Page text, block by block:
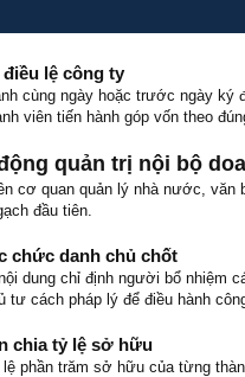
lệ công ty
cùng ngày hoặc trước ngày ký
viên tiến hành góp vốn theo
quản trị nội bộ
cơ quan quản lý nhà nước,
đầu tiên.
chức danh chủ chốt
dung chỉ định người bổ nhiệm
tư cách pháp lý để điều hành
chia tỷ lệ sở hữu
phần trăm sở hữu của từng